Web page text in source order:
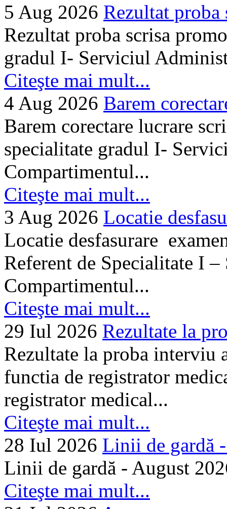
5 Aug 2026 Rezultat proba
Rezultat proba scrisa
gradul I- Serviciul
Citeşte mai mult...
4 Aug 2026 Barem
Barem corectare lucrare
specialitate gradul I-
Compartimentul...
Citeşte mai mult...
3 Aug 2026 Locatie
Locatie desfasurare
Referent de Specialitate I
Compartimentul...
Citeşte mai mult...
29 Iul 2026 Rezultate la
Rezultate la proba interviu
functia de registrator
registrator medical...
Citeşte mai mult...
28 Iul 2026 Linii de gardă
Linii de gardă - August
Citeşte mai mult...